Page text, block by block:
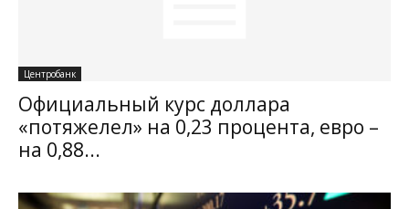
Центробанк
Официальный курс доллара
«потяжелел» на 0,23 процента, евро –
на 0,88...